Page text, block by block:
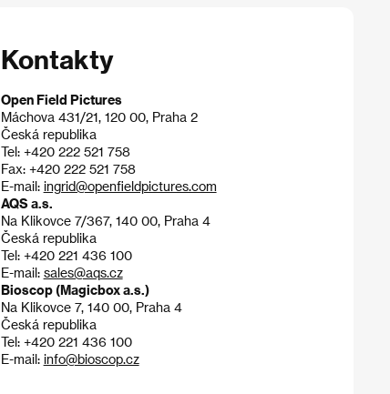
Kontakty
Open Field Pictures
Máchova 431/21, 120 00, Praha 2
Česká republika
Tel: +420 222 521 758
Fax: +420 222 521 758
E-mail: ingrid@openfieldpictures.com
AQS a.s.
Na Klikovce 7/367, 140 00, Praha 4
Česká republika
Tel: +420 221 436 100
E-mail: sales@aqs.cz
Bioscop (Magicbox a.s.)
Na Klikovce 7, 140 00, Praha 4
Česká republika
Tel: +420 221 436 100
E-mail: info@bioscop.cz